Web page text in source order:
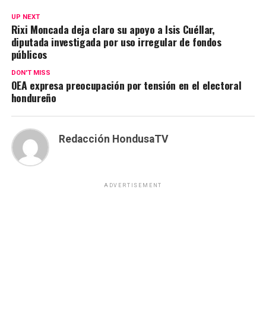
UP NEXT
Rixi Moncada deja claro su apoyo a Isis Cuéllar,
diputada investigada por uso irregular de fondos
públicos
DON'T MISS
OEA expresa preocupación por tensión en el electoral
hondureño
Redacción HondusaTV
ADVERTISEMENT